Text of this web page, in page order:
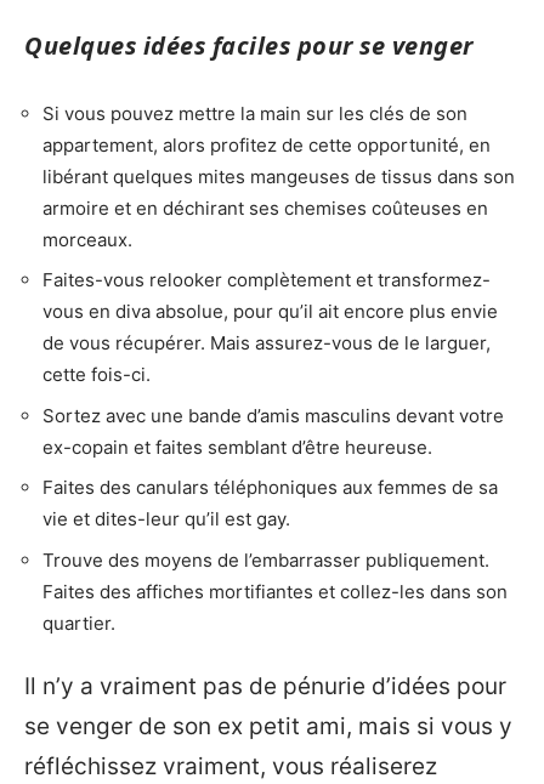
Quelques idées faciles pour se venger
Si vous pouvez mettre la main sur les clés de son
appartement, alors profitez de cette opportunité, en
libérant quelques mites mangeuses de tissus dans son
armoire et en déchirant ses chemises coûteuses en
morceaux.
Faites-vous relooker complètement et transformez-
vous en diva absolue, pour qu’il ait encore plus envie
de vous récupérer. Mais assurez-vous de le larguer,
cette fois-ci.
Sortez avec une bande d’amis masculins devant votre
ex-copain et faites semblant d’être heureuse.
Faites des canulars téléphoniques aux femmes de sa
vie et dites-leur qu’il est gay.
Trouve des moyens de l’embarrasser publiquement.
Faites des affiches mortifiantes et collez-les dans son
quartier.
Il n’y a vraiment pas de pénurie d’idées pour
se venger de son ex petit ami, mais si vous y
réfléchissez vraiment, vous réaliserez